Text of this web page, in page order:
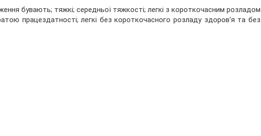
бувають; тяжкі; середньої тяжкості; легкі з короткочасним розладом
працездатності; легкі без короткочасного розладу здоров'я та без